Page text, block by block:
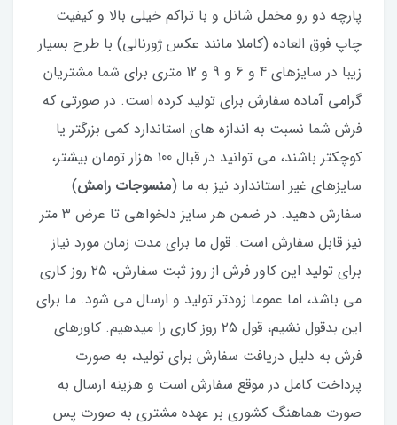
پارچه دو رو مخمل شانل و با تراکم خیلی بالا و کیفیت
چاپ فوق العاده (کاملا مانند عکس ژورنالی) با طرح بسیار
زیبا در سایزهای 4 و 6 و 9 و 12 متری برای شما مشتریان
گرامی آماده سفارش برای تولید کرده است. در صورتی که
فرش شما نسبت به اندازه های استاندارد کمی بزرگتر یا
کوچکتر باشند، می توانید در قبال 100 هزار تومان بیشتر،
سایزهای غیر استاندارد نیز به ما (منسوجات رامش)
سفارش دهید. در ضمن هر سایز دلخواهی تا عرض ۳ متر
نیز قابل سفارش است. قول ما برای مدت زمان مورد نیاز
برای تولید این کاور فرش از روز ثبت سفارش، ۲۵ روز کاری
می باشد، اما عموما زودتر تولید و ارسال می شود. ما برای
این بدقول نشیم، قول ۲۵ روز کاری را میدهیم. کاورهای
فرش به دلیل دریافت سفارش برای تولید، به صورت
پرداخت کامل در موقع سفارش است و هزینه ارسال به
صورت هماهنگ کشوری بر عهده مشتری به صورت پس